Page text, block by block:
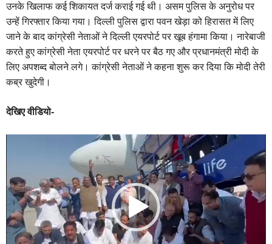
उनके खिलाफ कई शिकायत दर्ज कराई गई थी। असम पुलिस के अनुरोध पर
उन्हें गिरफ्तार किया गया। दिल्ली पुलिस द्वारा पवन खेड़ा को हिरासत में लिए
जाने के बाद कांग्रेसी नेताओं ने दिल्ली एयरपोर्ट पर खूब हंगामा किया। नारेबाजी
करते हुए कांग्रेसी नेता एयरपोर्ट पर धरने पर बैठ गए और प्रधानमंत्री मोदी के
लिए अपशब्द बोलने लगे। कांग्रेसी नेताओं ने कहना शुरू कर दिया कि मोदी तेरी
कब्र खुदेगी।
देखिए वीडियो-